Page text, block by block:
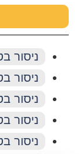
ניסור
ניסור
ניסור
ניסור
ניסור